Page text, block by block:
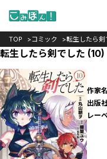
TOP コミック 転生したら剣
転生したら剣でした (10)
作家
出版
レー